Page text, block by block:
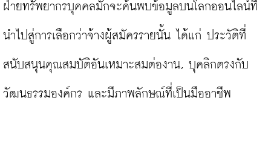
ฝ่ายทรัพยากรบุคคลมักจะค้นพบข้อมูลบนโลกออนไลน์ที่
นำไปสู่การเลือกว่าจ้างผู้สมัครรายนั้น ได้แก่ ประวัติที่
สนับสนุนคุณสมบัติอันเหมาะสมต่องาน, บุคลิกตรงกับ
วัฒนธรรมองค์กร และมีภาพลักษณ์ที่เป็นมืออาชีพ